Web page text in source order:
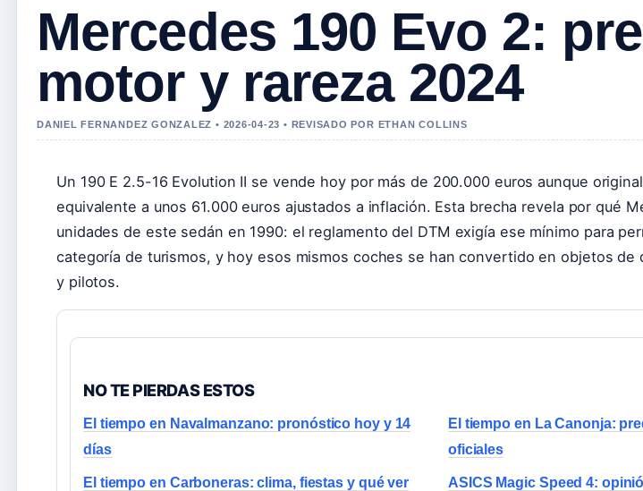
Mercedes 190 Evo 2:
motor y rareza 2024
DANIEL FERNANDEZ GONZALEZ • 2026-04-23 • REVISADO POR ETHAN COLLINS
Un 190 E 2.5-16 Evolution II se vende hoy por más de 200.000 euros aunque
equivalente a unos 61.000 euros ajustados a inflación. Esta brecha revela por qué
unidades de este sedán en 1990: el reglamento del DTM exigía ese mínimo para
categoría de turismos, y hoy esos mismos coches se han convertido en objetos de
y pilotos.
NO TE PIERDAS ESTOS
El tiempo en Navalmanzano: pronóstico hoy y 14
días
El tiempo en La Canonja:
oficiales
El tiempo en Carboneras: clima, fiestas y qué ver
ASICS Magic Speed 4: